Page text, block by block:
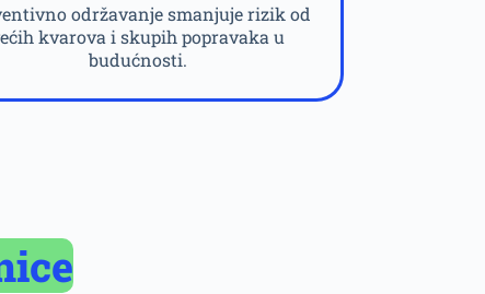
održavanje smanjuje rizik od
kvarova i skupih popravaka u
budućnosti.